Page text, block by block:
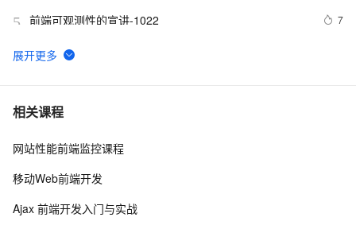
5 前端可观测性的宣讲-1022 7
6 2022 前端包管理方案-pnpm 和 corepack
7 而桌面app向来是web前端开发开发人员下意识的避开方
8 前端常见的HTTP状态码
相关课程
网站性能前端监控课程
移动Web前端开发
Ajax 前端开发入门与实战